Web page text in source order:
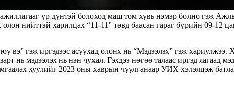
үр дүнтэй болоход маш том хувь нэмэр болно гэж
нийттэй харилцах “11-11” төвд баасан гараг бүрийн 09-12
вэ” гэж иргэдээс асуухад олонх нь “Мэдээлэх” гэж хариулжээ.
нь мэдээлэх нь нэн чухал. Гэхдээ нөгөө талаас иргэд яагаад
хуулийг 2023 оны хаврын чуулганаар УИХ хэлэлцэж